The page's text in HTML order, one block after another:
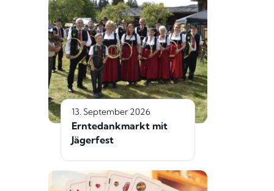
13. September 2026
Erntedankmarkt mit
Jägerfest